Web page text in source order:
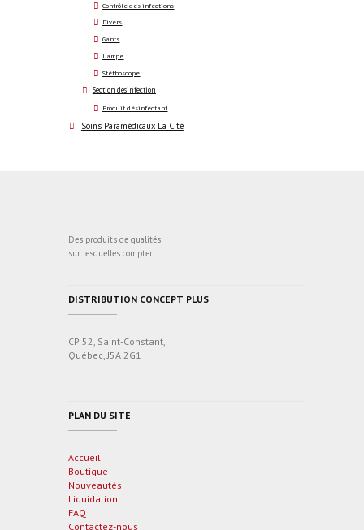
Contrôle des infections
Divers
Gants
Lampe
Stéthoscope
Section désinfection
Produit désinfectant
Soins Paramédicaux La Cité
Des produits de qualités
sur lesquelles compter!
DISTRIBUTION CONCEPT PLUS
CP 52, Saint-Constant,
Québec, J5A 2G1
PLAN DU SITE
Accueil
Boutique
Nouveautés
Liquidation
FAQ
Contactez-nous